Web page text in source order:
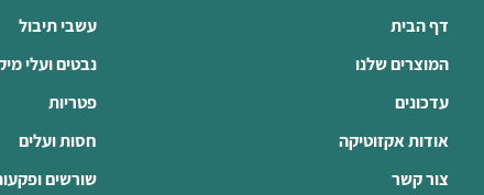
דף הבית
המוצרים שלנו
עדכונים
אודות אקזוטיקה
צור קשר
עשבי תיבול
נבטים ועלי
פטריות
חסות ועלים
שורשים